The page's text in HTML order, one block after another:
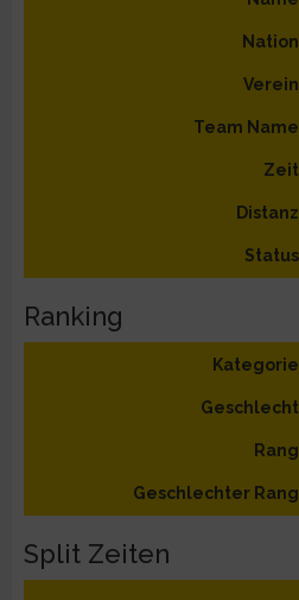
Nation
Verein
Team Name
Zeit
Distanz
Status
Ranking
Kategorie
Geschlecht
Rang
Geschlechter Rang
Split Zeiten